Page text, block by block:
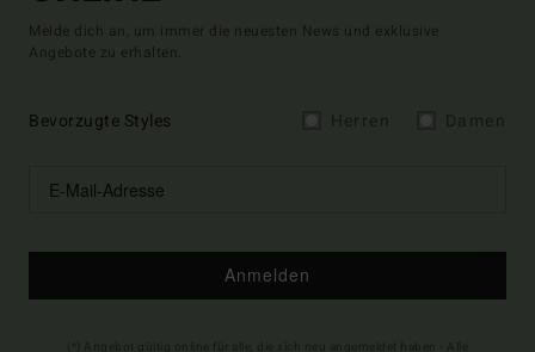
Melde dich an, um immer die neuesten News und exklusive
Angebote zu erhalten.
Bevorzugte Styles
Anmelden